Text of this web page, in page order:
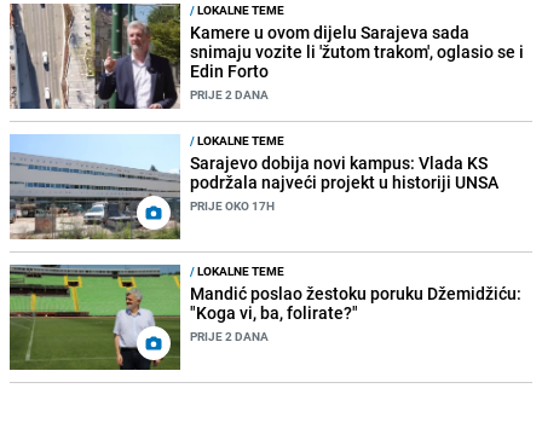
/LOKALNE TEME
Kamere u ovom dijelu Sarajeva sada
snimaju vozite li 'žutom trakom', oglasio se i
Edin Forto
PRIJE 2 DANA
/LOKALNE TEME
Sarajevo dobija novi kampus: Vlada KS
podržala najveći projekt u historiji UNSA
PRIJE OKO 17H
/LOKALNE TEME
Mandić poslao žestoku poruku Džemidžiću:
"Koga vi, ba, folirate?"
PRIJE 2 DANA